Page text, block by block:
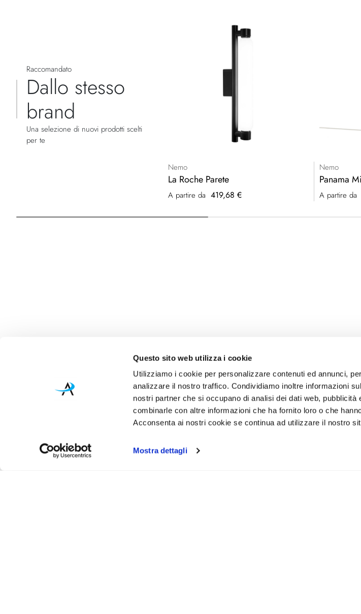
Questo sito web utilizza i cookie
Utilizziamo i cookie per personalizzare contenuti ed annunci,
analizzare il nostro traffico. Condividiamo inoltre informazioni
nostri partner che si occupano di analisi dei dati web, pubblicità
combinarle con altre informazioni che ha fornito loro o che
Acconsenta ai nostri cookie se continua ad utilizzare il nostro
Mostra dettagli
Raccomandato
Dallo stesso
brand
Una selezione di nuovi prodotti scelti
per te
Nemo
La Roche Parete
A partire da 419,68 €
Nemo
Panama
A partire da